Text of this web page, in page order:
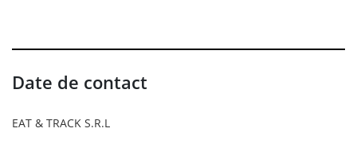
Date de contact
EAT & TRACK S.R.L